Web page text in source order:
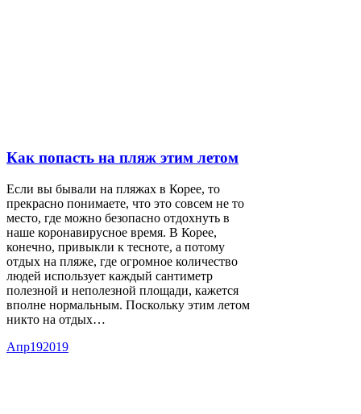
Как попасть на пляж этим летом
Если вы бывали на пляжах в Корее, то
прекрасно понимаете, что это совсем не то
место, где можно безопасно отдохнуть в
наше коронавирусное время. В Корее,
конечно, привыкли к тесноте, а потому
отдых на пляже, где огромное количество
людей использует каждый сантиметр
полезной и неполезной площади, кажется
вполне нормальным. Поскольку этим летом
никто на отдых…
Апр192019